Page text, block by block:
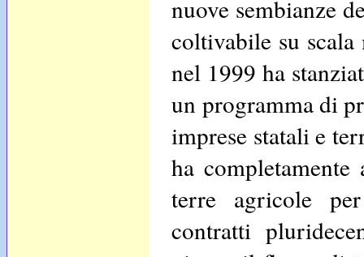
nuove sembianze
coltivabile su
nel 1999 ha
un programma di
imprese statali e
ha
terre agricole
contratti